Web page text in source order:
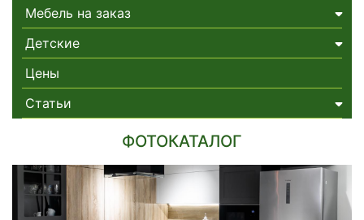
Мебель на заказ
Детские
Цены
Статьи
ФОТОКАТАЛОГ